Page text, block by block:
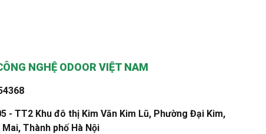
NGHỆ ODOOR VIỆT NAM
- TT2 Khu đô thị Kim Văn Kim Lũ, Phường Đại Kim,
Thành phố Hà Nội